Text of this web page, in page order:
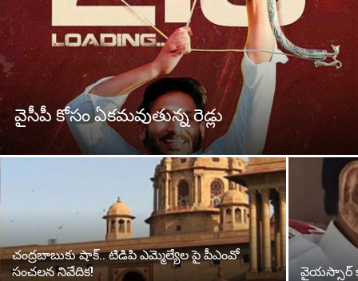
వైసీపీ కోసం ఏక‌మ‌వుతున్న రెడ్లు
చంద్రబాబుకు షాక్.. టిడిపి ఎమ్మెల్యేల పై పీఎంవో
సంచలన నివేదిక!
వైయస్సార్